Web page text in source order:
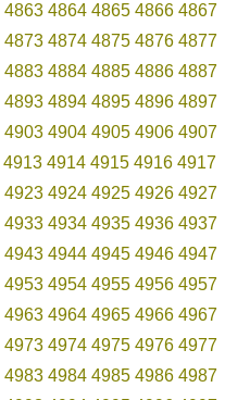
4863 4864 4865 4866 4867
4873 4874 4875 4876 4877
4883 4884 4885 4886 4887
4893 4894 4895 4896 4897
4903 4904 4905 4906 4907
4913 4914 4915 4916 4917
4923 4924 4925 4926 4927
4933 4934 4935 4936 4937
4943 4944 4945 4946 4947
4953 4954 4955 4956 4957
4963 4964 4965 4966 4967
4973 4974 4975 4976 4977
4983 4984 4985 4986 4987